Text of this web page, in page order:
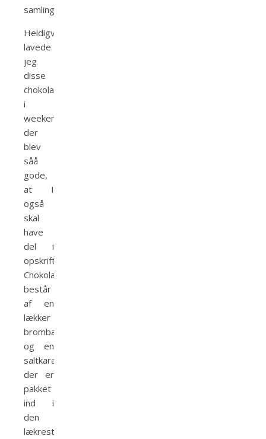
samlingen!
Heldigvis
lavede
jeg
disse
chokolader
i
weekenden,
der
blev
såå
gode,
at I
også
skal
have
del i
opskriften.
Chokoladerne
består
af en
lækker
brombærganache
og en
saltkaramel,
der er
pakket
ind i
den
lækreste